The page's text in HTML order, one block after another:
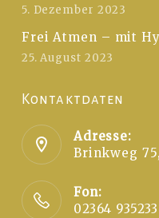
5. Dezember 2023
Frei Atmen – mit
25. August 2023
Kontaktdaten
Adresse:
Brinkweg
Fon:
02364 935233